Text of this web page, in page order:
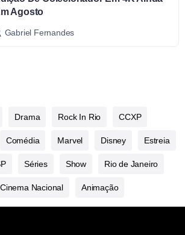
Agosto
Gabriel Fernandes
Drama Rock In Rio CCXP
Comédia Marvel Disney Estreia
Séries Show Rio de Janeiro
Cinema Nacional Animação